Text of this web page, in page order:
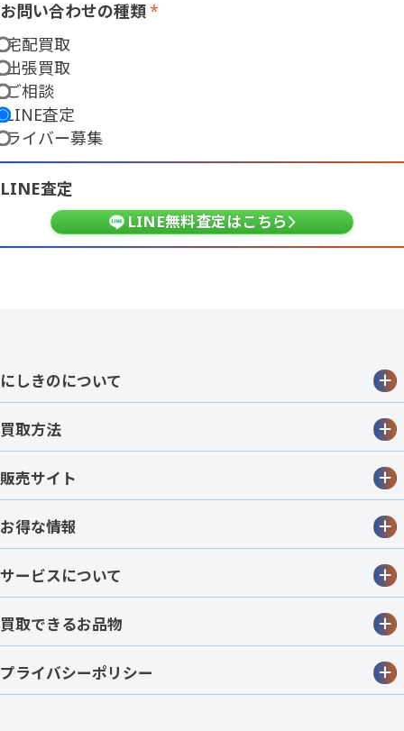
お問い合わせの種類*
お問い合わせの種類
宅配買取
出張買取
ご相談
LINE査定
ライバー募集
LINE査定
LINE無料査定はこちら
にしきのについて
買取方法
販売サイト
お得な情報
サービスについて
買取できるお品物
プライバシーポリシー